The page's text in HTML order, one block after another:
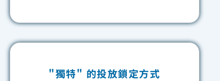
"獨特" 的投放鎖定方式